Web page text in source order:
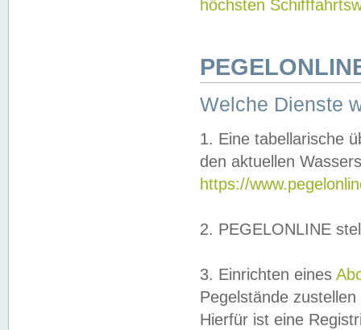
höchsten
Welche Dienste
1. Eine tabellarische
den aktuellen
https://
2. PEGELONLINE
3. Einrichten eines
Pegelstände
Hierfür ist eine